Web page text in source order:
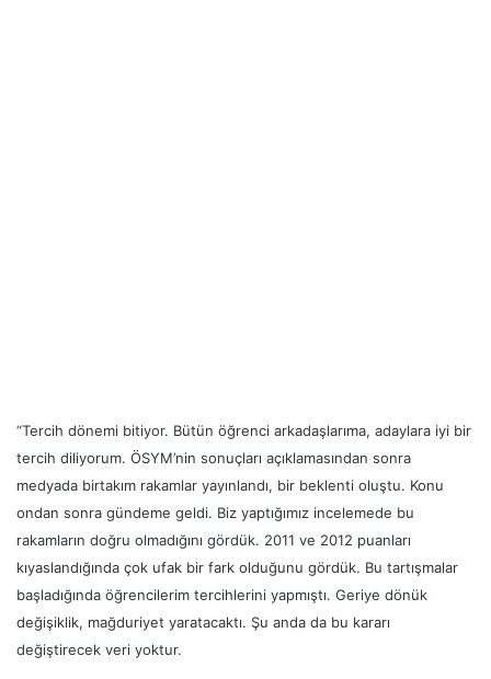
“Tercih dönemi bitiyor. Bütün öğrenci arkadaşlarıma, adaylara iyi bir
tercih diliyorum. ÖSYM’nin sonuçları açıklamasından sonra
medyada birtakım rakamlar yayınlandı, bir beklenti oluştu. Konu
ondan sonra gündeme geldi. Biz yaptığımız incelemede bu
rakamların doğru olmadığını gördük. 2011 ve 2012 puanları
kıyaslandığında çok ufak bir fark olduğunu gördük. Bu tartışmalar
başladığında öğrencilerim tercihlerini yapmıştı. Geriye dönük
değişiklik, mağduriyet yaratacaktı. Şu anda da bu kararı
değiştirecek veri yoktur.